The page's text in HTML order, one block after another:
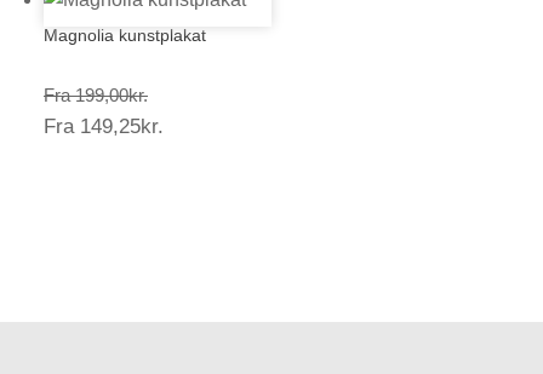
Magnolia kunstplakat
Fra 199,00kr.Prisinterval:
199,00kr.
Fra 149,25kr.